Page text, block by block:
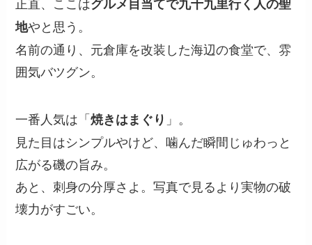
地やと思う。
名前の通り、元倉庫を改装した海辺の食堂で、雰
囲気バツグン。
一番人気は「焼きはまぐり 」。
見た目はシンプルやけど、噛んだ瞬間じゅわっと
広がる磯の旨み。
あと、刺身の分厚さよ。写真で見るより実物の破
壊力がすごい。